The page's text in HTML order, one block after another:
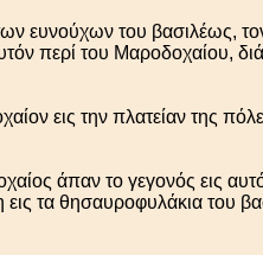
ευνούχων του βασιλέως, τον
περί του Μαροδοχαίου, διά
εις την πλατείαν της
άπαν το γεγονός εις
τα θησαυροφυλάκια του